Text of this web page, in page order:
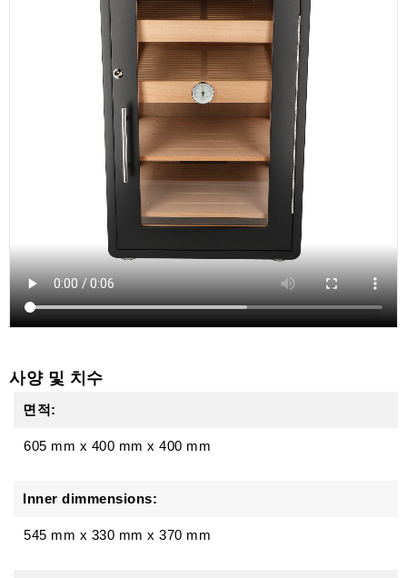
사양 및 치수
면적:
605 mm x 400 mm x 400 mm
Inner dimmensions:
545 mm x 330 mm x 370 mm